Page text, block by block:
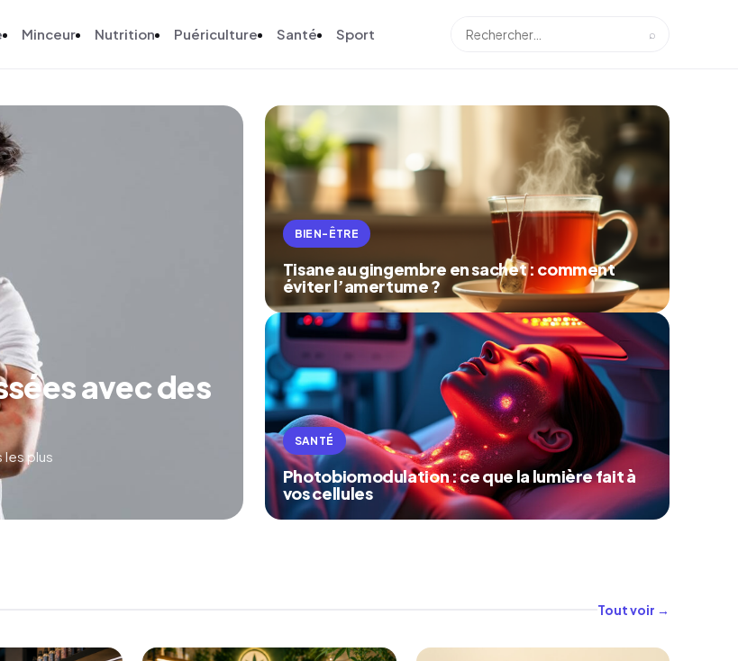
Minceur Nutrition Puériculture Santé Sport ⌕
avec des
les plus
BIEN-ÊTRE
Tisane au gingembre en sachet : comment
éviter l’amertume ?
SANTÉ
Photobiomodulation : ce que la lumière fait à
vos cellules
Tout voir →